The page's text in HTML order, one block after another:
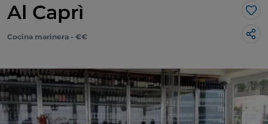
Al Caprì Me
Cocina marinera - €€